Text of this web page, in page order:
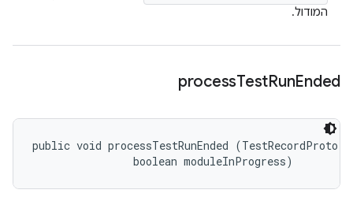
המודול.
processTestRunEnded
public void processTestRunEnded
                boolean moduleInProgress)